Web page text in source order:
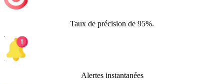
Taux de précision de 95%.
Alertes instantanées